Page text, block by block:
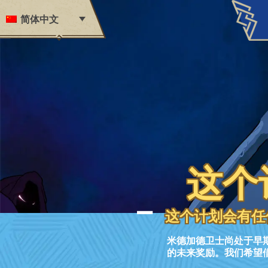
简体中文
这个
A 这个计划会有
米德加德卫士尚处于早
的未来奖励。我们希望